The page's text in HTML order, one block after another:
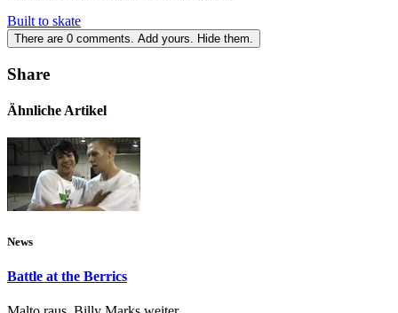
Built to skate
There are 0 comments. Add yours. Hide them.
Share
Ähnliche Artikel
News
Battle at the Berrics